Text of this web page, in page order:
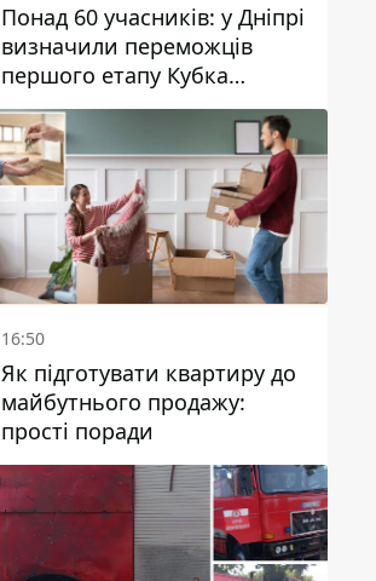
Понад 60 учасників: у Дніпрі
визначили переможців
першого етапу Кубка
України з вітрильного
спорту
16:50
Як підготувати квартиру до
майбутнього продажу:
прості поради